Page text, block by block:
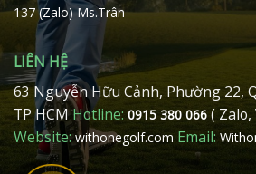
137 (Zalo) Ms.Trân
LIÊN HỆ
63 Nguyễn Hữu Cảnh, Phường 22,
TP HCMHotline: 0915 380 066 (
Website:withonegolf.com Email: